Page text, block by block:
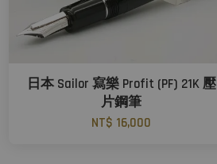
日本 Sailor 寫樂 Profit (PF) 21K 壓
片鋼筆
NT$ 16,000